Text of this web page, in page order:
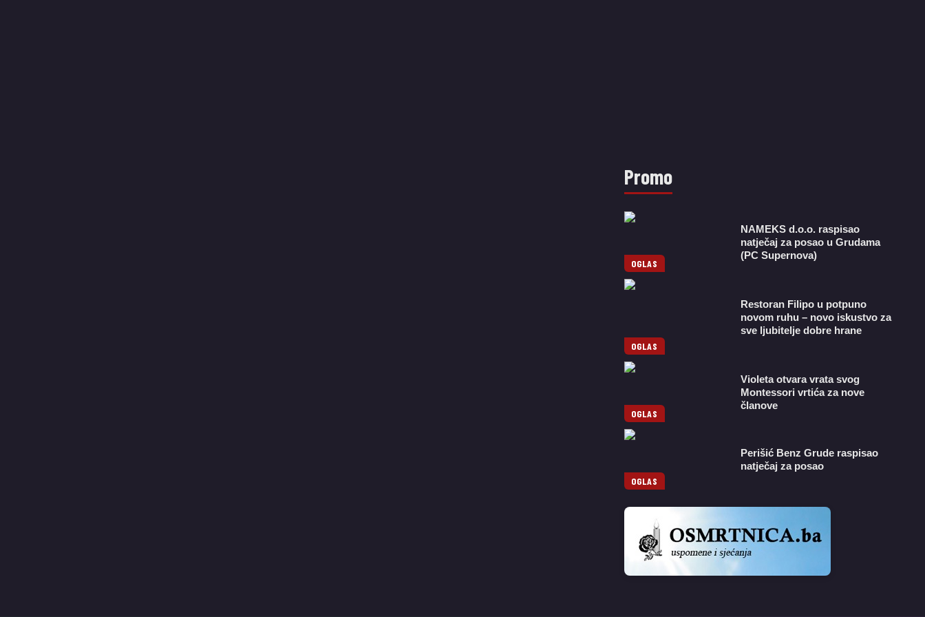
Promo
OGLAS
NAMEKS d.o.o. raspisao
natječaj za posao u Grudama
(PC Supernova)
OGLAS
Restoran Filipo u potpuno
novom ruhu – novo iskustvo za
sve ljubitelje dobre hrane
OGLAS
Violeta otvara vrata svog
Montessori vrtića za nove
članove
OGLAS
Perišić Benz Grude raspisao
natječaj za posao